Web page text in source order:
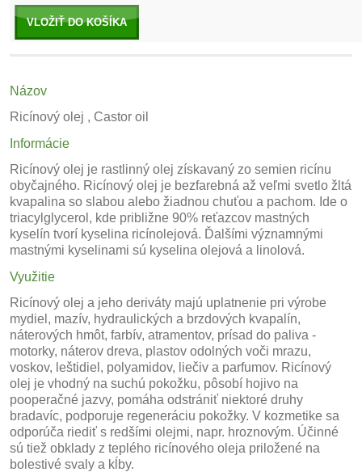
VLOŽIŤ DO KOŠÍKA
Názov
Ricínový olej , Castor oil
Informácie
Ricínový olej je rastlinný olej získavaný zo semien ricínu
obyčajného. Ricínový olej je bezfarebná až veľmi svetlo žltá
kvapalina so slabou alebo žiadnou chuťou a pachom. Ide o
triacylglycerol, kde približne 90% reťazcov mastných
kyselín tvorí kyselina ricínolejová. Ďalšími významnými
mastnými kyselinami sú kyselina olejová a linolová.
Využitie
Ricínový olej a jeho deriváty majú uplatnenie pri výrobe
mydiel, mazív, hydraulických a brzdových kvapalín,
náterových hmôt, farbív, atramentov, prísad do paliva -
motorky, náterov dreva, plastov odolných voči mrazu,
voskov, leštidiel, polyamidov, liečiv a parfumov. Ricínový
olej je vhodný na suchú pokožku, pôsobí hojivo na
pooperačné jazvy, pomáha odstrániť niektoré druhy
bradavíc, podporuje regeneráciu pokožky. V kozmetike sa
odporúča riediť s redšími olejmi, napr. hroznovým. Účinné
sú tiež obklady z teplého ricínového oleja priložené na
bolestivé svaly a kĺby.